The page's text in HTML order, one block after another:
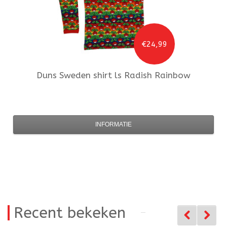
€24,99
Duns Sweden shirt ls Radish Rainbow
INFORMATIE
Recent bekeken